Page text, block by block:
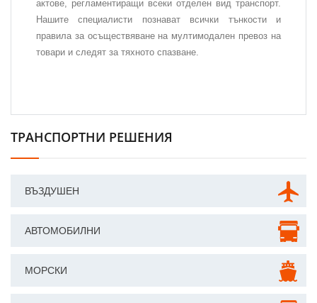
актове, регламентиращи всеки отделен вид транспорт.
Нашите специалисти познават всички тънкости и
правила за осъществяване на мултимодален превоз на
товари и следят за тяхното спазване.
ТРАНСПОРТНИ РЕШЕНИЯ
ВЪЗДУШЕН
АВТОМОБИЛНИ
МОРСКИ